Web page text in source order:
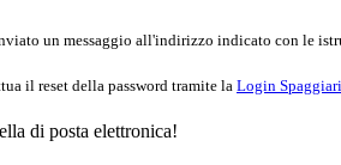
un messaggio all'indirizzo indicato con le
il reset della password tramite la Login Spaggiari
di posta elettronica!